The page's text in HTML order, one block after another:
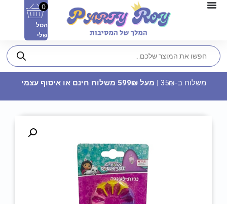
כפכפי בד - Team Bride
12.90₪
0
הסל
שלי
משלוח ב-35₪ | מעל 599₪ משלוח חינם או איסוף עצמי